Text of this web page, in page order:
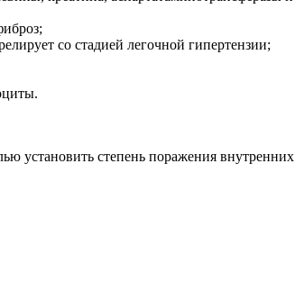
со стадией легочной гипертензии;
установить степень поражения